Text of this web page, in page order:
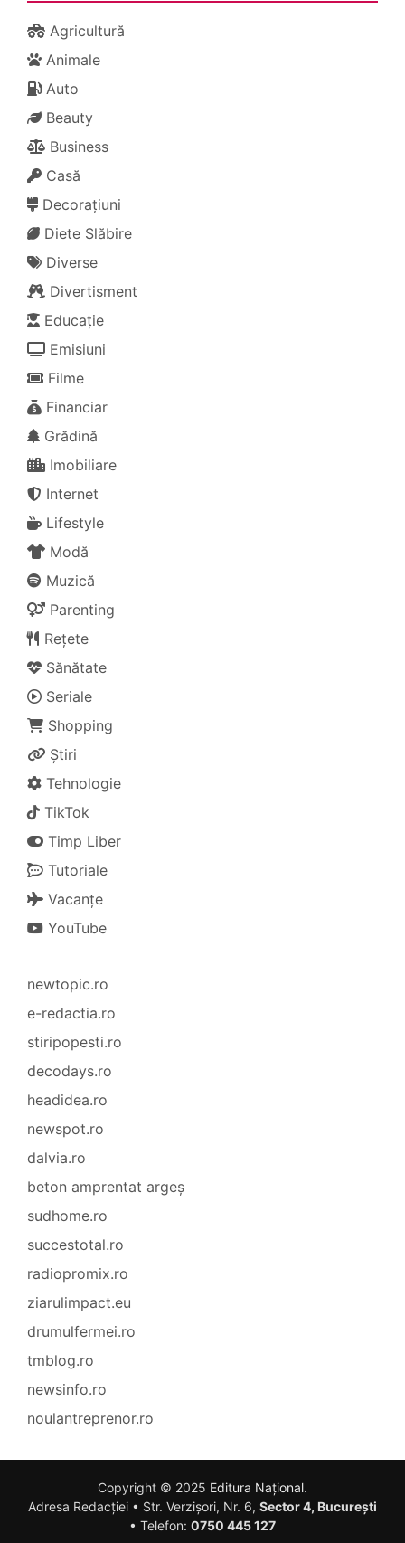
Agricultură
Animale
Auto
Beauty
Business
Casă
Decorațiuni
Diete Slăbire
Diverse
Divertisment
Educație
Emisiuni
Filme
Financiar
Grădină
Imobiliare
Internet
Lifestyle
Modă
Muzică
Parenting
Rețete
Sănătate
Seriale
Shopping
Știri
Tehnologie
TikTok
Timp Liber
Tutoriale
Vacanțe
YouTube
newtopic.ro
e-redactia.ro
stiripopesti.ro
decodays.ro
headidea.ro
newspot.ro
dalvia.ro
beton amprentat argeș
sudhome.ro
succestotal.ro
radiopromix.ro
ziarulimpact.eu
drumulfermei.ro
tmblog.ro
newsinfo.ro
noulantreprenor.ro
Copyright © 2025 Editura Național.
Adresa Redacției • Str. Verzișori, Nr. 6, Sector 4, București
• Telefon: 0750 445 127